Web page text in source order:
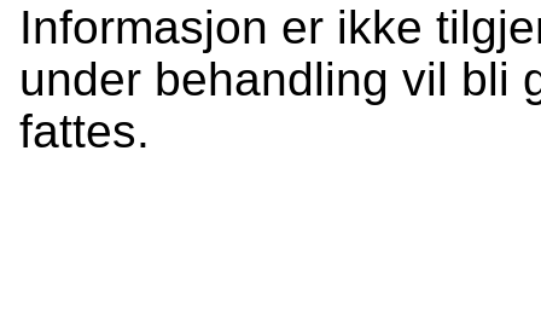
Informasjon er ikke
under behandling vil bli
fattes.